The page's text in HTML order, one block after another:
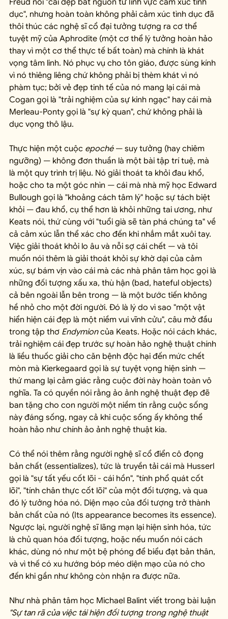
Freud nói "cái đẹp bắt nguồn từ lĩnh vực cảm xúc tình
dục", nhưng hoàn toàn không phải cảm xúc tình dục đã
thôi thúc các nghệ sĩ cổ đại tưởng tượng ra cơ thể
tuyệt mỹ của Aphrodite (một cơ thể lý tưởng hoàn hảo
thay vì một cơ thể thực tế bất toàn) mà chính là khát
vọng tâm linh. Nó phục vụ cho tôn giáo, được sùng kính
vì nó thiêng liêng chứ không phải bị thèm khát vì nó
phàm tục; bởi vẻ đẹp tinh tế của nó mang lại cái mà
Cogan gọi là "trải nghiệm của sự kinh ngạc" hay cái mà
Merleau-Ponty gọi là "sự kỳ quan", chứ không phải là
dục vọng thô lậu.
Thực hiện một cuộc epoché — suy tưởng (hay chiêm
ngưỡng) — không đơn thuần là một bài tập trí tuệ, mà
là một quy trình trị liệu. Nó giải thoát ta khỏi đau khổ,
hoặc cho ta một góc nhìn — cái mà nhà mỹ học Edward
Bullough gọi là "khoảng cách tâm lý" hoặc sự tách biệt
khỏi — đau khổ, cụ thể hơn là khỏi những tai ương, như
Keats nói, thứ cùng với "tuổi già sẽ tàn phá chúng ta" về
cả cảm xúc lẫn thể xác cho đến khi nhắm mắt xuôi tay.
Việc giải thoát khỏi lo âu và nỗi sợ cái chết — và tôi
muốn nói thêm là giải thoát khỏi sự khờ dại của cảm
xúc, sự bám vịn vào cái mà các nhà phân tâm học gọi là
những đối tượng xấu xa, thù hận (bad, hateful objects)
cả bên ngoài lẫn bên trong — là một bước tiến không
hề nhỏ cho một đời người. Đó là lý do vì sao "một vật
hiển hiện cái đẹp là một niềm vui vĩnh cửu", câu mở đầu
trong tập thơ Endymion của Keats. Hoặc nói cách khác,
trải nghiệm cái đẹp trước sự hoàn hảo nghệ thuật chính
là liều thuốc giải cho căn bệnh độc hại đến mức chết
mòn mà Kierkegaard gọi là sự tuyệt vọng hiện sinh —
thứ mang lại cảm giác rằng cuộc đời này hoàn toàn vô
nghĩa. Ta có quyền nói rằng ảo ảnh nghệ thuật đẹp đẽ
ban tặng cho con người một niềm tin rằng cuộc sống
này đáng sống, ngay cả khi cuộc sống ấy không thể
hoàn hảo như chính ảo ảnh nghệ thuật kia.
Có thể nói thêm rằng người nghệ sĩ cổ điển cô đọng
bản chất (essentializes), tức là truyền tải cái mà Husserl
gọi là "sự tất yếu cốt lõi - cái hồn", "tính phổ quát cốt
lõi", "tính chân thực cốt lõi" của một đối tượng, và qua
đó lý tưởng hóa nó. Diện mạo của đối tượng trở thành
bản chất của nó (Its appearance becomes its essence).
Ngược lại, người nghệ sĩ lãng mạn lại hiện sinh hóa, tức
là chủ quan hóa đối tượng, hoặc nếu muốn nói cách
khác, dùng nó như một bệ phóng để biểu đạt bản thân,
và vì thế có xu hướng bóp méo diện mạo của nó cho
đến khi gần như không còn nhận ra được nữa.
Như nhà phân tâm học Michael Balint viết trong bài luận
"Sự tan rã của việc tái hiện đối tượng trong nghệ thuật